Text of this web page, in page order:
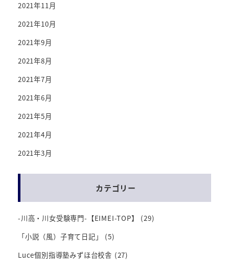
2021年11月
2021年10月
2021年9月
2021年8月
2021年7月
2021年6月
2021年5月
2021年4月
2021年3月
カテゴリー
-川高・川女受験専門-【EIMEI-TOP】
(29)
「小説（風）子育て日記」
(5)
Luce個別指導塾みずほ台校舎 (27)